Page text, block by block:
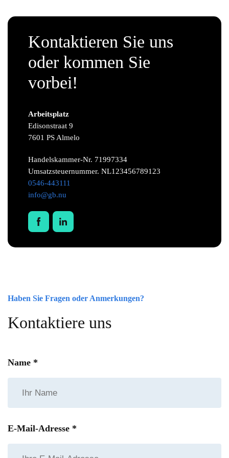
Bau und Infrastruktur
Kunst und Specials
Andere
Maschinenpark
Nachricht
Fordern Sie ein Angebot an
Kontaktieren Sie uns
oder kommen Sie
vorbei!
Arbeitsplatz
Edisonstraat 9
7601 PS Almelo
Handelskammer-Nr. 71997334
Umsatzsteuernummer. NL123456789123
0546-443111
info@gb.nu
Haben Sie Fragen oder Anmerkungen?
Kontaktiere uns
Name *
E-Mail-Adresse *